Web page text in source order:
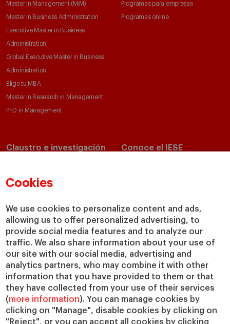
Cookies
We use cookies to personalize content and ads,
allowing us to offer personalized advertising, to
provide social media features and to analyze our
traffic. We also share information about your use of
our site with our social media, advertising and
analytics partners, who may combine it with other
information that you have provided to them or that
they have collected from your use of their services
(more information). You can manage cookies by
clicking on "Manage", disable cookies by clicking on
"Reject", or you can accept all cookies by clicking
Master in Management (MiM)
Master in Business Administration
Executive Master in Business
Administration
Global Executive Master in Business
Administration
Elige tu MBA
Master in Research in Management
PhD in Management
Programas para empresas
Programas online
Claustro e investigación
Departamentos académicos
Cátedras
IESE Insight
IESE Publishing
Conoce el IESE
Nuestro impacto
Colabora con el IESE
Servicios
Biblioteca
Canal de Compliance
Capellanía
IESE Shop
Jobs @IESE